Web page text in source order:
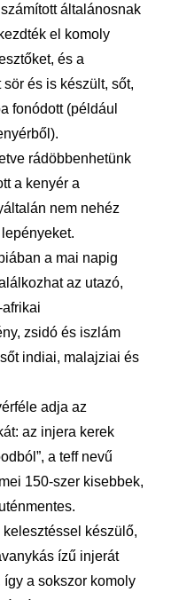
általánosnak
el komoly
és a
és is készült, sőt,
fonódott (például
rádöbbenhetünk
a kenyér a
nem nehéz
a mai napig
az utazó,
zsidó és iszlám
indiai, malajziai és
adja az
az injera kerek
a teff nevű
150-szer kisebbek,
készülő,
ízű injerát
a sokszor komoly